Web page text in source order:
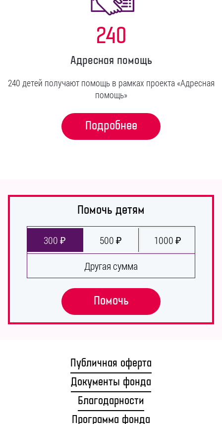
240
Адресная помощь
240 детей получают помощь в рамках проекта «Адресная
помощь»
Подробнее
Помочь детям
300 ₽ 500 ₽
1000 ₽
Другая сумма
Помочь
Публичная оферта
Документы фонда
Благодарности
Программа фонда